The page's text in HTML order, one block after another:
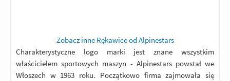
Zobacz inne Rękawice od Alpinestars
Charakterystyczne logo marki jest znane wszystkim
właścicielem sportowych maszyn - Alpinestars powstał we
Włoszech w 1963 roku. Początkowo firma zajmowała się